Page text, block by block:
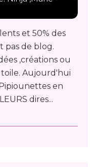
et 50% des
pas de blog.
,créations ou
toile. Aujourd'hui
en
dires...